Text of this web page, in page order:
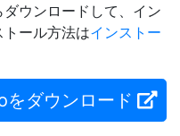
ウンロードして、イン
ール方法はインストー
ダウンロード